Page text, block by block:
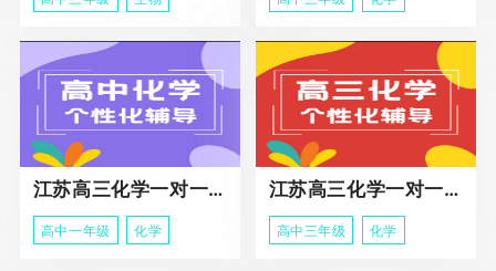
江苏高三化学一对一个性化辅导
高中一年级 化学
江苏高三化学一对一冲刺辅导课程
高中三年级 化学